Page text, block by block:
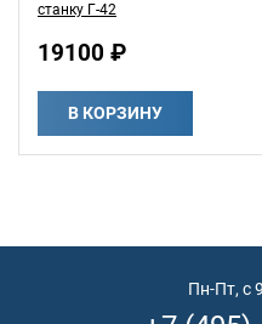
станку Г-42
19100 ₽
В КОРЗИНУ
Пн-Пт, с